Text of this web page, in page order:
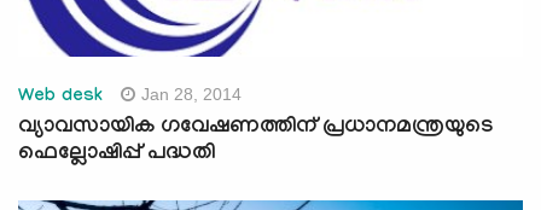
Web desk Jan 28, 2014
വ്യാവസായിക ഗവേഷണത്തിന് പ്രധാനമന്ത്രയുടെ
ഫെല്ലോഷിപ്പ് പദ്ധതി